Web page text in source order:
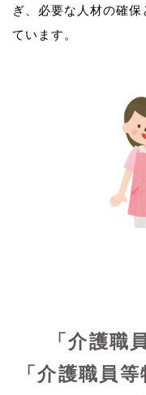
ぎ、必要な人材の確
ています。
「介護職
「介護職員